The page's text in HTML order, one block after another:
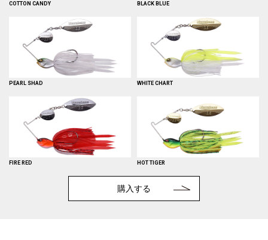
COTTON CANDY BLACK BLUE
PEARL SHAD WHITE CHART
FIRE RED HOT TIGER
購入する